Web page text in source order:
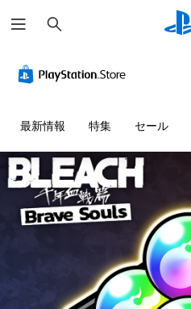
索
最新情報 特集 セール